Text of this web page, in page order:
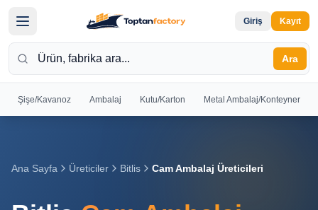
Giriş Kayıt
Ara
Şişe/Kavanoz Ambalaj Kutu/Karton Metal Ambalaj/Konteyner
Giriş yapın
Ana Sayfa Üreticiler Bitlis Cam Ambalaj Üreticileri